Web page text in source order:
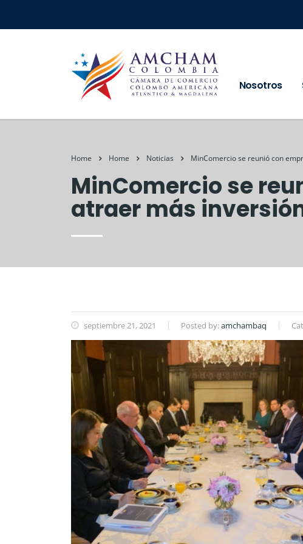
Nosotros
Home Home Noticias MinComercio se reunió con
MinComercio se
atraer más
septiembre 21, 2021 Posted by:amchambaq